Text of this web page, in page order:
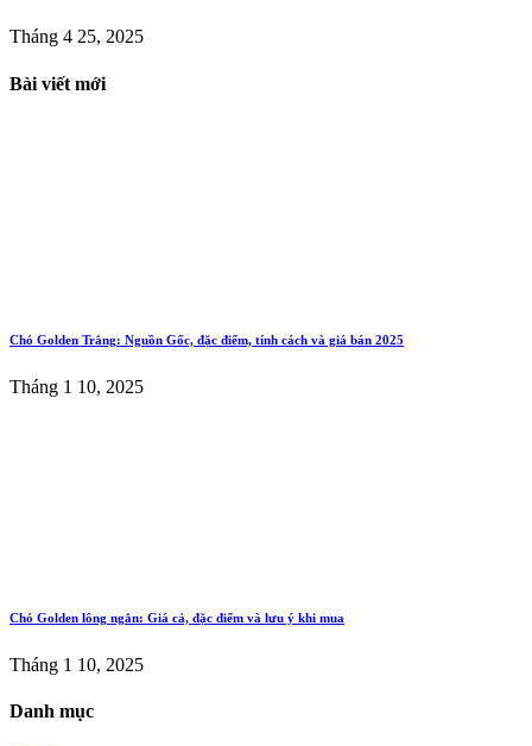
Tháng 4 25, 2025
Bài viết mới
Chó Golden Trắng: Nguồn Gốc, đặc điểm, tính cách và giá bán 2025
Tháng 1 10, 2025
Chó Golden lông ngắn: Giá cả, đặc điểm và lưu ý khi mua
Tháng 1 10, 2025
Danh mục